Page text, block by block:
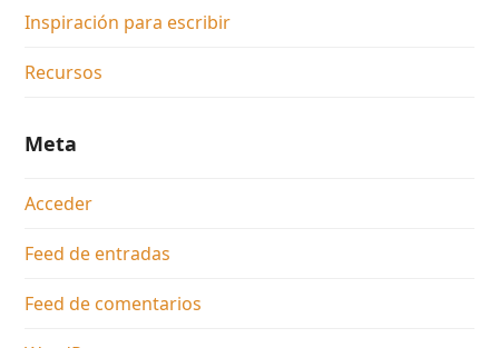
Inspiración para escribir
Recursos
Meta
Acceder
Feed de entradas
Feed de comentarios